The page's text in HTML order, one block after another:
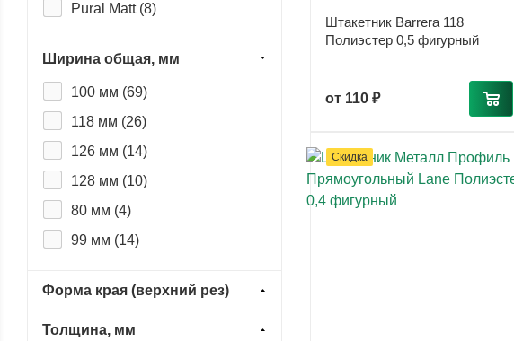
Штакетник Barrera 118
Полиэстер 0,5 фигурный
от 110 ₽
Скидка
Pural Matt (8)
Satin (8)
Velur (12)
Viking ( 6)
Viking E (6)
Agneta (0)
Ecosteel (
Ecosteel Matt (
двухсторонний (0)
Ширина общая, мм
100 мм (69)
118 мм (26)
126 мм (14)
128 мм (10)
80 мм (4)
99 мм (14)
Форма края (верхний рез)
Толщина, мм